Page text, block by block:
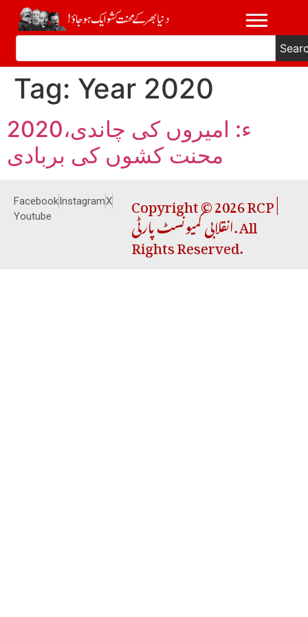
Tag: Year 2020
2020ء: امیروں کی چاندی،
محنت کشوں کی بربادی
FacebookInstagramX
Youtube
Copyright © 2026 RCP |
انقلابی کمیونسٹ پارٹی. All
Rights Reserved.